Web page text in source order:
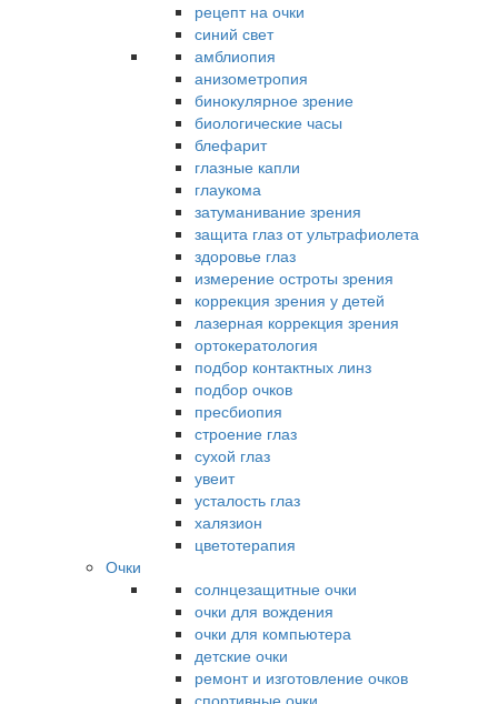
рецепт на очки
синий свет
амблиопия
анизометропия
бинокулярное зрение
биологические часы
блефарит
глазные капли
глаукома
затуманивание зрения
защита глаз от ультрафиолета
здоровье глаз
измерение остроты зрения
коррекция зрения у детей
лазерная коррекция зрения
ортокератология
подбор контактных линз
подбор очков
пресбиопия
строение глаз
сухой глаз
увеит
усталость глаз
халязион
цветотерапия
Очки
солнцезащитные очки
очки для вождения
очки для компьютера
детские очки
ремонт и изготовление очков